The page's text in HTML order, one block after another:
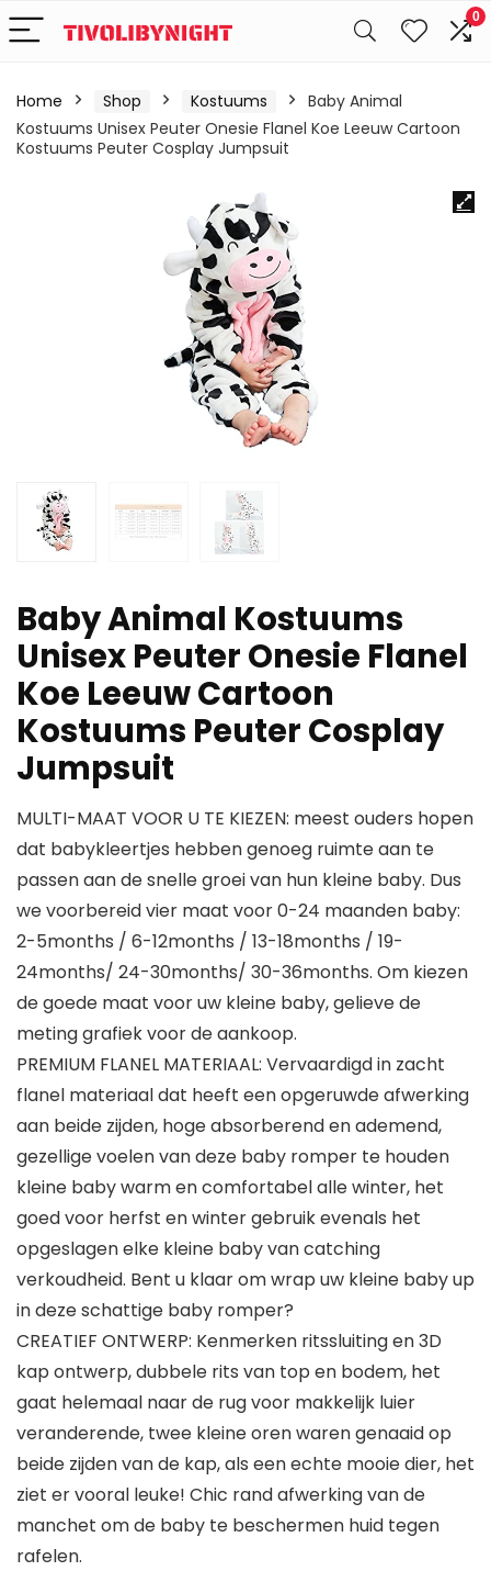
0
Home Shop Kostuums
Baby Animal
Kostuums Unisex Peuter Onesie Flanel Koe Leeuw Cartoon
Kostuums Peuter Cosplay Jumpsuit
Baby Animal Kostuums
Unisex Peuter Onesie Flanel
Koe Leeuw Cartoon
Kostuums Peuter Cosplay
Jumpsuit
MULTI-MAAT VOOR U TE KIEZEN: meest ouders hopen
dat babykleertjes hebben genoeg ruimte aan te
passen aan de snelle groei van hun kleine baby. Dus
we voorbereid vier maat voor 0-24 maanden baby:
2-5months / 6-12months / 13-18months / 19-
24months/ 24-30months/ 30-36months. Om kiezen
de goede maat voor uw kleine baby, gelieve de
meting grafiek voor de aankoop.
PREMIUM FLANEL MATERIAAL: Vervaardigd in zacht
flanel materiaal dat heeft een opgeruwde afwerking
aan beide zijden, hoge absorberend en ademend,
gezellige voelen van deze baby romper te houden
kleine baby warm en comfortabel alle winter, het
goed voor herfst en winter gebruik evenals het
opgeslagen elke kleine baby van catching
verkoudheid. Bent u klaar om wrap uw kleine baby up
in deze schattige baby romper?
CREATIEF ONTWERP: Kenmerken ritssluiting en 3D
kap ontwerp, dubbele rits van top en bodem, het
gaat helemaal naar de rug voor makkelijk luier
veranderende, twee kleine oren waren genaaid op
beide zijden van de kap, als een echte mooie dier, het
ziet er vooral leuke! Chic rand afwerking van de
manchet om de baby te beschermen huid tegen
rafelen.